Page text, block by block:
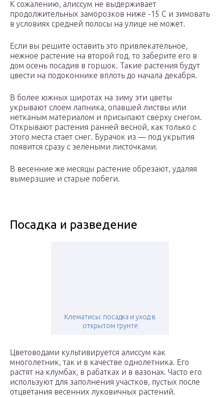
К сожалению, алиссум не выдерживает
продолжительных заморозков ниже -15 С и зимовать
в условиях средней полосы на улице не может.
Если вы решите оставить это привлекательное,
нежное растение на второй год, то заберите его в
дом осень посадив в горшок. Такие растения будут
цвести на подоконнике вплоть до начала декабря.
В более южных широтах на зиму эти цветы
укрывают слоем лапника, опавшей листвы или
нетканым материалом и присыпают сверху снегом.
Открывают растения ранней весной, как только с
этого места стает снег. Бурачок из — под укрытия
появится сразу с зелеными листочками.
В весенние же месяцы растение обрезают, удаляя
вымерзшие и старые побеги.
Посадка и разведение
Клематисы: посадка и уход в
открытом грунте
Цветоводами культивируется алиссум как
многолетник, так и в качестве однолетника. Его
растят на клумбах, в рабатках и в вазонах. Часто его
используют для заполнения участков, пустых после
отцветания весенних луковичных растений.